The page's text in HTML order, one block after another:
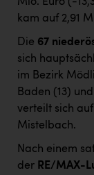
Mio. Euro (-
kam auf 2,91
Die 67
sich
im Bezirk
Baden (13)
verteilt sich
Mistelbach.
Nach einem
der RE/MAX-